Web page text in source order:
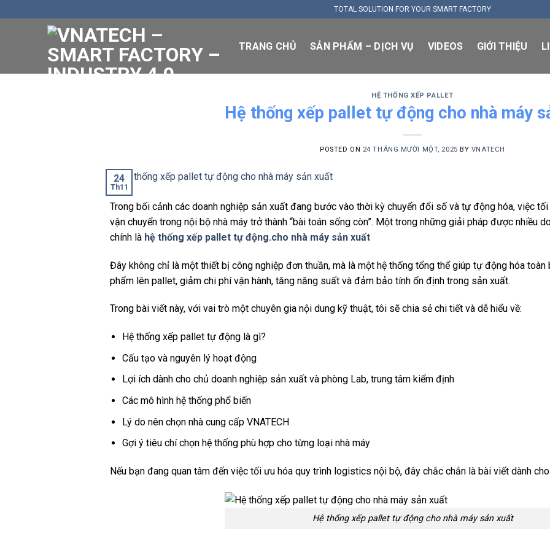
to
TOTAL SOLUTION FOR YOUR SMART FACTORY
TRANG CHỦ SẢN PHẨM – DỊCH VỤ VIDEOS GIỚI THIỆU
HỆ THỐNG XẾP PALLET
Hệ thống xếp pallet tự động cho nhà máy
POSTED ON 24 THÁNG MƯỜI MỘT, 2025 BY VNATECH
24
Th11
Trong bối cảnh các doanh nghiệp sản xuất đang bước vào thời kỳ chuyển đổi số và tự động hóa, việc
vận chuyển trong nội bộ nhà máy trở thành “bài toán sống còn”. Một trong những giải pháp được nhiều
chính là hệ thống xếp pallet tự động.cho nhà máy sản xuất
Đây không chỉ là một thiết bị công nghiệp đơn thuần, mà là một hệ thống tổng thể giúp tự động hóa
phẩm lên pallet, giảm chi phí vận hành, tăng năng suất và đảm bảo tính ổn định trong sản xuất.
Trong bài viết này, với vai trò một chuyên gia nội dung kỹ thuật, tôi sẽ chia sẻ chi tiết và dễ hiểu về:
Hệ thống xếp pallet tự động là gì?
Cấu tạo và nguyên lý hoạt động
Lợi ích dành cho chủ doanh nghiệp sản xuất và phòng Lab, trung tâm kiểm định
Các mô hình hệ thống phổ biến
Lý do nên chọn nhà cung cấp VNATECH
Gợi ý tiêu chí chọn hệ thống phù hợp cho từng loại nhà máy
Nếu bạn đang quan tâm đến việc tối ưu hóa quy trình logistics nội bộ, đây chắc chắn là bài viết dành
Hệ thống xếp pallet tự động cho nhà máy sản xuất